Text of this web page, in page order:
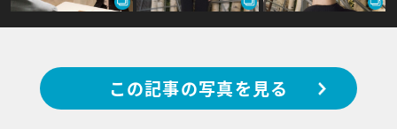
この記事の写真を見る